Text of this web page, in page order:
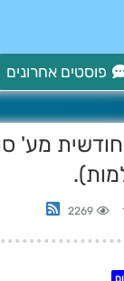
פוסטים אחרונים
מע'
2269